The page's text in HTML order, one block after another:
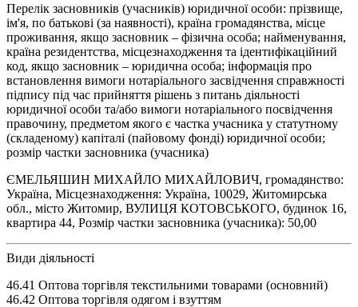
Перелік засновників (учасників) юридичної особи: прізвище,
ім'я, по батькові (за наявності), країна громадянства, місце
проживання, якщо засновник – фізична особа; найменування,
країна резидентства, місцезнаходження та ідентифікаційний
код, якщо засновник – юридична особа; інформація про
встановлення вимоги нотаріального засвідчення справжності
підпису під час прийняття рішень з питань діяльності
юридичної особи та/або вимоги нотаріального посвідчення
правочину, предметом якого є частка учасника у статутному
(складеному) капіталі (пайовому фонді) юридичної особи;
розмір частки засновника (учасника)
ЄМЕЛЬЯШИН МИХАЙЛО МИХАЙЛОВИЧ, громадянство:
Україна, Місцезнаходження: Україна, 10029, Житомирська
обл., місто Житомир, ВУЛИЦЯ КОТОВСЬКОГО, будинок 16,
квартира 44, Розмір частки засновника (учасника): 50,00
Види діяльності
46.41 Оптова торгівля текстильними товарами (основний)
46.42 Оптова торгівля одягом і взуттям